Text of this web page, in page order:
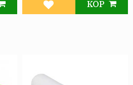
Lägg till i favoriter
KÖP